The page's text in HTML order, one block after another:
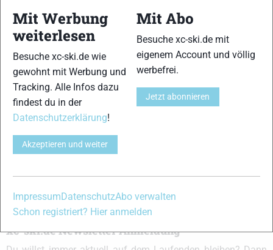
ObSkilanglauf-Anfänger oder Profi-Sportler, wir haben
dasKontaktformularerreichen.
Partner
xc-ski.de in Social Media
instagramfacebookspotify x youtube
xc-ski.de Newsletter Anmeldung
Mit Werbung
weiterlesen
Besuche xc-ski.de wie
gewohnt mit Werbung und
Tracking. Alle Infos dazu
findest du in der
Datenschutzerklärung!
Akzeptieren und weiter
Mit Abo
Besuche xc-ski.de mit
eigenem Account und völlig
werbefrei.
Jetzt abonnieren
ImpressumDatenschutzAbo verwalten
Schon registriert? Hier anmelden